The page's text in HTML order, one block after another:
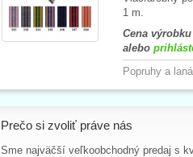
1 m.
Cena
alebo
Popruhy a laná
Prečo si zvoliť práve nás
Sme najväčší veľkoobchodný predaj s